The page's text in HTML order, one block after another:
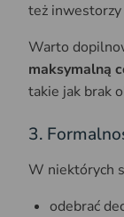
też inwestorzy
Warto
maksymalną
takie jak brak
3.
W niektórych
odebrać